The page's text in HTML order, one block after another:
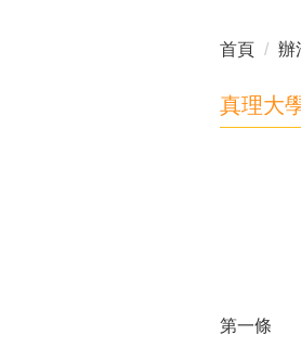
首頁 辦
真理大
第一條